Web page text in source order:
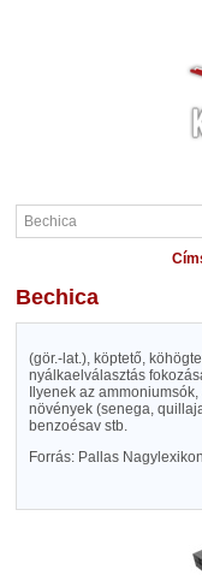
Bechica
(gör.-lat.), köptető,
nyálkaelválasztás
Ilyenek az
növények (senega,
benzoésav stb.
Forrás: Pallas Nagylexikon